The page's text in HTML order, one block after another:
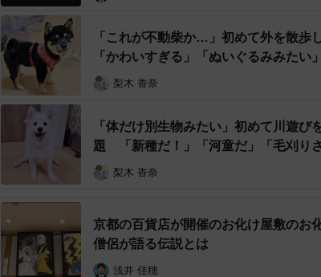
「設計やデザインについては、基本的に妻がその場で
入って立てること、大人も一緒に入れること、そして
たそうです。妻は普段、イラストレーター兼ディレク
活かして、今回のダンボールハウスの設計・デザイン
ーー完成したお家を見たときの、娘さんと奥さまのリ
完全にAIだと思われちゃってるので、動画
— 黒主くん (@kuronushi_)
「完成した瞬間、娘は目を輝かせてすぐ中に入ってい
「これが不動柴か…」初めて外を散
「かわいすぎる」「ぬいぐるみみたい」
梨木 香奈
「体だけ別生物みたい」初めて川遊
題 「新種だ！」「河童だ」「毛刈り
梨木 香奈
京都の百貨店が開催のお化け屋敷の
僧侶が語る伝説とは
浅井 佳穂